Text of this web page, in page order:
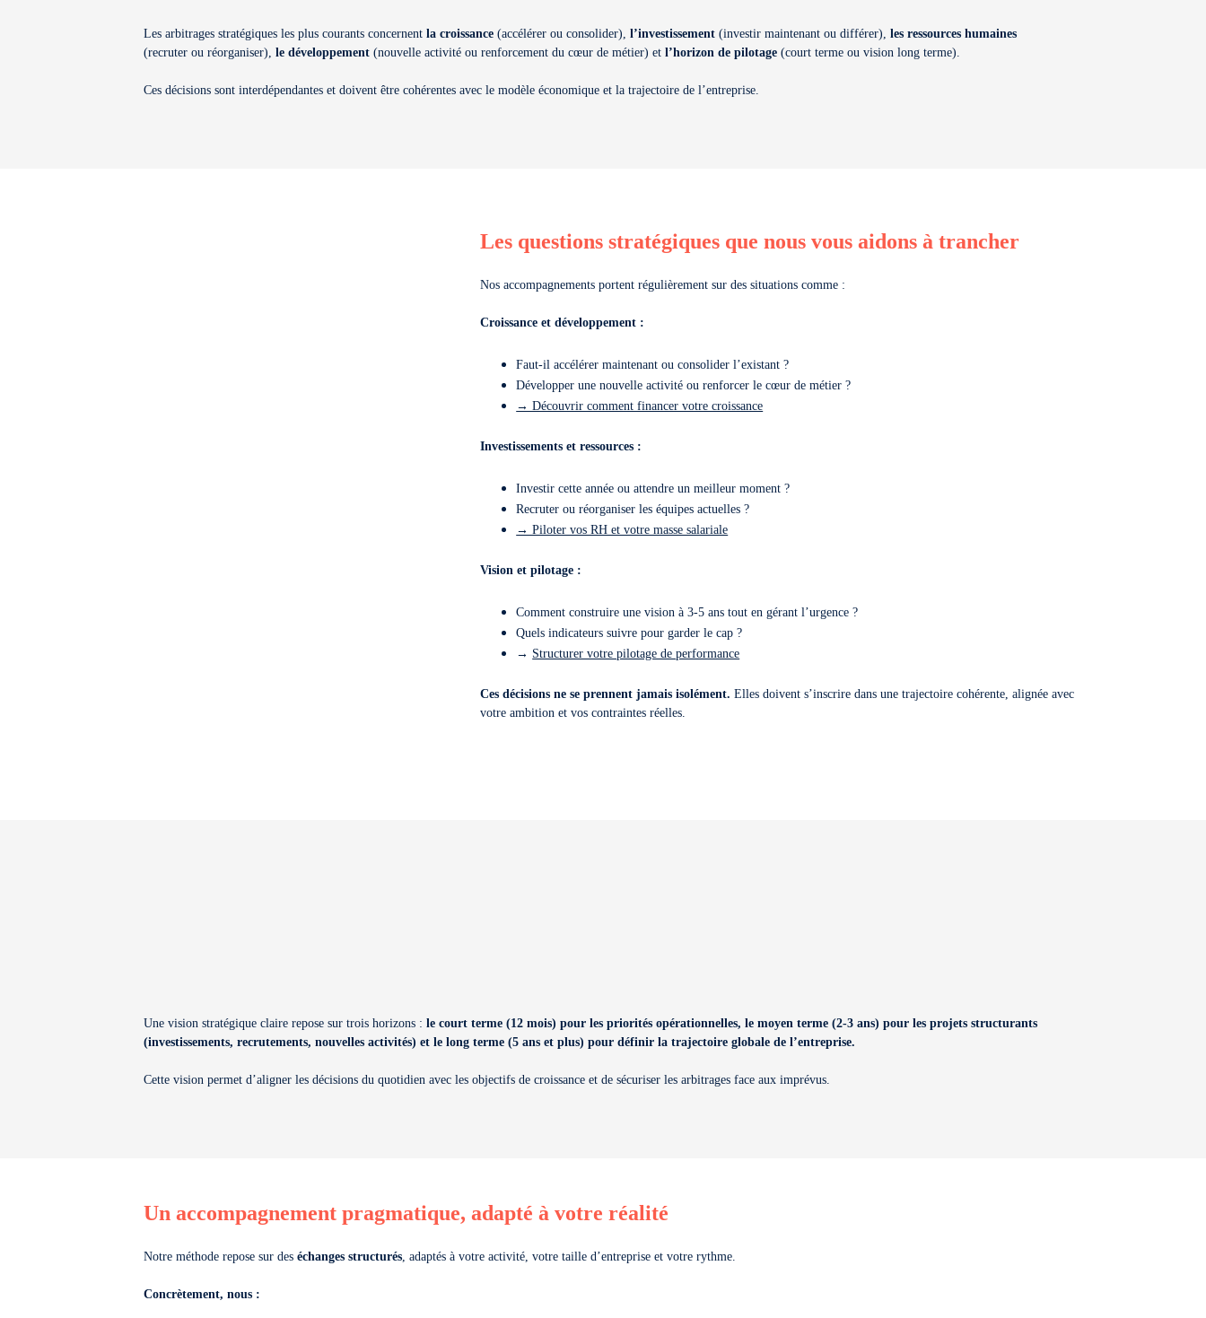
Les arbitrages stratégiques les plus courants concernent la croissance (accélérer ou consolider), l’investissement (investir maintenant ou différer), les ressources humaines
(recruter ou réorganiser), le développement (nouvelle activité ou renforcement du cœur de métier) et l’horizon de pilotage (court terme ou vision long terme).
Ces décisions sont interdépendantes et doivent être cohérentes avec le modèle économique et la trajectoire de l’entreprise.
Les questions stratégiques que nous vous aidons à trancher
Nos accompagnements portent régulièrement sur des situations comme :
Croissance et développement :
Faut-il accélérer maintenant ou consolider l’existant ?
Développer une nouvelle activité ou renforcer le cœur de métier ?
→ Découvrir comment financer votre croissance
Investissements et ressources :
Investir cette année ou attendre un meilleur moment ?
Recruter ou réorganiser les équipes actuelles ?
→ Piloter vos RH et votre masse salariale
Vision et pilotage :
Comment construire une vision à 3-5 ans tout en gérant l’urgence ?
Quels indicateurs suivre pour garder le cap ?
→ Structurer votre pilotage de performance
Ces décisions ne se prennent jamais isolément. Elles doivent s’inscrire dans une trajectoire cohérente, alignée avec
votre ambition et vos contraintes réelles.
Une vision stratégique claire repose sur trois horizons : le court terme (12 mois) pour les priorités opérationnelles, le moyen terme (2-3 ans) pour les projets structurants
(investissements, recrutements, nouvelles activités) et le long terme (5 ans et plus) pour définir la trajectoire globale de l’entreprise.
Cette vision permet d’aligner les décisions du quotidien avec les objectifs de croissance et de sécuriser les arbitrages face aux imprévus.
Un accompagnement pragmatique, adapté à votre réalité
Notre méthode repose sur des échanges structurés , adaptés à votre activité, votre taille d’entreprise et votre rythme.
Concrètement, nous :